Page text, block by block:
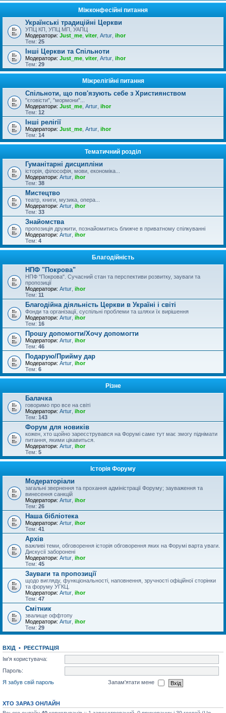
Міжконфесійні питання
Українські традиційні Церкви
УПЦ КП, УПЦ МП, УАПЦ
Модератори: Just_me viter, Artur ihor
Тем: 25
Інші Церкви та Спільноти
Модератори: Just_me viter, Artur ihor
Тем: 29
Міжрелігійні питання
Спільноти, що пов'язують себе з Християнством
"єговісти", "мормони"...
Модератори: Just_me Artur ihor
Тем: 12
Інші релігії
Модератори: Just_me Artur ihor
Тем: 14
Тематичний розділ
Гуманітарні дисципліни
історія, філософія, мови, економіка...
Модератори: Artur ihor
Тем: 38
Мистецтво
театр, книги, музика, опера...
Модератори: Artur ihor
Тем: 33
Знайомства
пропозиція дружити, познайомитись ближче в приватному спілкуванні
Модератори: Artur ihor
Тем: 4
Благодійність
НПФ "Покрова"
НПФ "Покрова". Сучасний стан та перспективи розвитку, зауваги та
пропозиції
Модератори: Artur ihor
Тем: 11
Благодійна діяльність Церкви в Україні і світі
Фонди та організації, суспільні проблеми та шляхи їх вирішення
Модератори: Artur ihor
Тем: 16
Прошу допомогти/Хочу допомогти
Модератори: Artur ihor
Тем: 46
Подарую/Прийму дар
Модератори: Artur ihor
Тем: 6
Різне
Балачка
говоримо про все на світі
Модератори: Artur ihor
Тем: 143
Форум для новиків
кожен, хто щойно зареєструвався на Форумі саме тут має змогу піднімати
питання, якими цікавиться.
Модератори: Artur ihor
Тем: 5
Історія Форуму
Модераторіали
загальні звернення та прохання адміністрації Форуму; зауваження та
винесення санкцій
Модератори: Artur ihor
Тем: 26
Наша бібліотека
Модератори: Artur ihor
Тем: 41
Архів
важливі теми, обговорення історія обговорення яких на Форумі варта уваги.
Дискусії заборонені
Модератори: Artur ihor
Тем: 45
Зауваги та пропозиції
щодо вигляду, функціональності, наповнення, зручності офіційної сторінки
та форуму УГКЦ.
Модератори: Artur ihor
Тем: 47
Смітник
звалище оффтопу
Модератори: Artur ihor
Тем: 29
ВХІД • РЕЄСТРАЦІЯ
Ім'я користувача:
Пароль:
Я забув свій пароль
Запам'ятати мене
ХТО ЗАРАЗ ОНЛАЙН